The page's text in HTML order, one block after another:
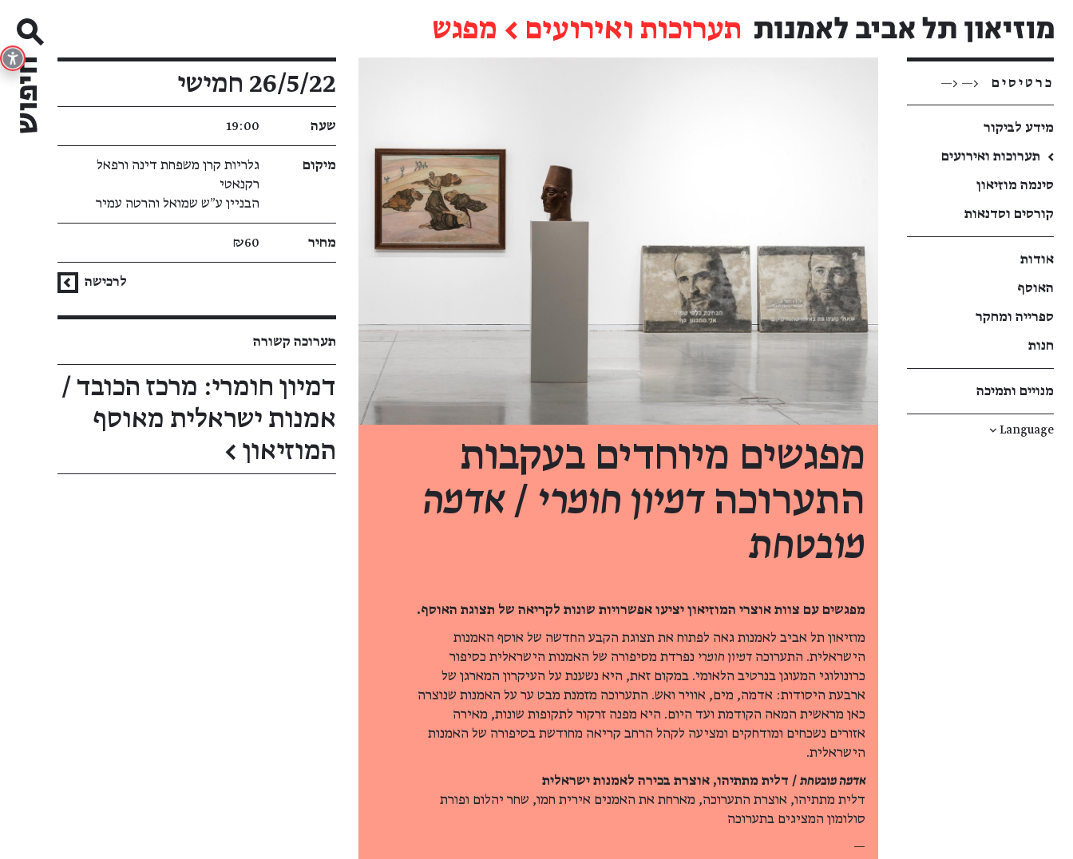
תערוכות ואירועים ← מפגש
כרטיסים <— <—
מידע לביקור
←
תערוכות ואירועים
סינמה מוזיאון
קורסים וסדנאות
אודות
האוסף
ספרייה ומחקר
חנות
מנויים ותמיכה
Language
↓
מפגשים מיוחדים בעקבות
התערוכהדמיון חומרי / אדמה
מובטחת
מפגשים עם צוות אוצרי המוזיאון יציעו אפשרויות שונות לקריאה של תצוגת האוסף.
מוזיאון תל אביב לאמנות גאה לפתוח את תצוגת הקבע החדשה של אוסף האמנות
הישראלית. התערוכה דמיון חומרי נפרדת מסיפורה של האמנות הישראלית כסיפור
כרונולוגי המעוגן בנרטיב הלאומי. במקום זאת, היא נשענת על העיקרון המארגן של
ארבעת היסודות: אדמה, מים, אוויר ואש. התערוכה מזמנת מבט ער על האמנות שנוצרה
כאן מראשית המאה הקודמת ועד היום. היא מפנה זרקור לתקופות שונות, מאירה
אזורים נשכחים ומודחקים ומציעה לקהל הרחב קריאה מחודשת בסיפורה של האמנות
הישראלית.
אדמה מובטחת / דלית מתתיהו, אוצרת בכירה לאמנות ישראלית
דלית מתתיהו, אוצרת התערוכה, מארחת את האמנים אירית חמו, שחר יהלום ופורת
סולומון המציגים בתערוכה
—
פרטי האירוע
26/5/22 חמישי
שעה 19:00
מיקום
גלריות קרן משפחת דינה ורפאל
רקנאטי
הבניין ע״ש שמואל והרטה עמיר
מחיר ₪60
לרכישה
תערוכה קשורה
דמיון חומרי: מרכז הכובד /
אמנות ישראלית מאוסף
המוזיאון←